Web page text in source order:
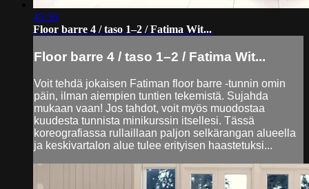
45:56
Floor barre 4 / taso 1–2 / Fatima Wit...
Floor barre 4 / taso 1–2 / Fatima Wit...
Voit tehdä jokaisen Fatiman floor barre -tunnin omin
päin, ilman aiempien tuntien tekemistä. Sujahda
mukaan vaan! Jos tahdot, voit myös muodostaa
kuudesta tunnista minikurssin itsellesi. Tässä
koreografiassa rullaillaan paljon selkärangan alueella
ja keskivartalon alue tulee erityisen haastetuksi...